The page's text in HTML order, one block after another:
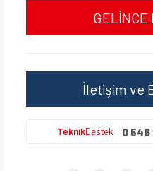
GELİNCE
İletişim ve
TeknikDestek 0 546